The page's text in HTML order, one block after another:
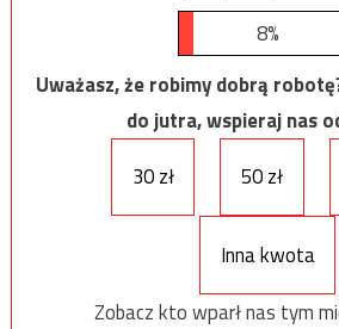
8%
Uważasz, że robimy dobrą
do jutra, wspieraj nas
30 zł
50 zł
Inna kwota
Zobacz kto wparł nas tym